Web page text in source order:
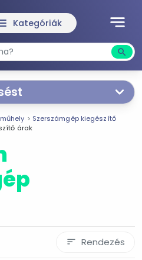
notes
Kategóriák
search
Te magad!
Szerszámgép kiegészítő
árak
sort Rendezés